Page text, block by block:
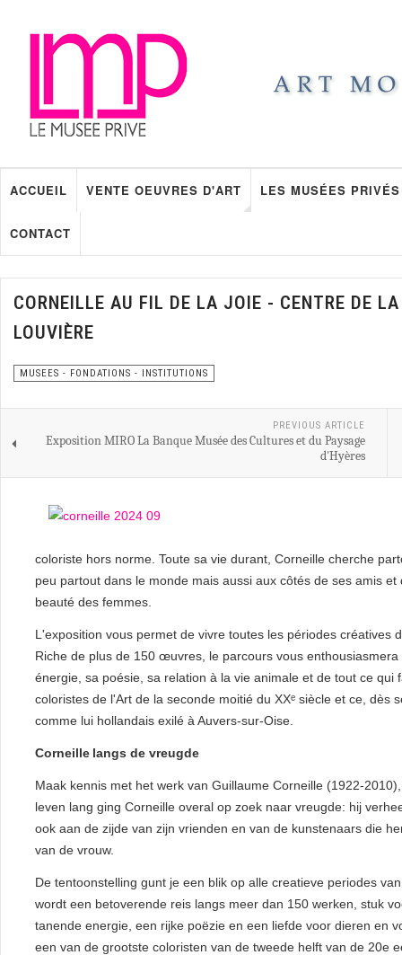
ACCUEIL VENTE OEUVRES D'ART LES MUSÉES PRIVÉS
CONTACT
CORNEILLE AU FIL DE LA JOIE - CENTRE DE
LOUVIÈRE
MUSEES - FONDATIONS - INSTITUTIONS
PREVIOUS ARTICLE
Exposition MIRO La Banque Musée des Cultures et du Paysage
d'Hyères
coloriste hors norme. Toute sa vie durant, Corneille cherche
peu partout dans le monde mais aussi aux côtés de ses amis
beauté des femmes.
L'exposition vous permet de vivre toutes les périodes
Riche de plus de 150 œuvres, le parcours vous
énergie, sa poésie, sa relation à la vie animale et de tout ce
coloristes de l'Art de la seconde moitié du XXᵉ siècle et ce, dès
comme lui hollandais exilé à Auvers‑sur‑Oise.
Corneille langs de vreugde
Maak kennis met het werk van Guillaume Corneille (1922-
leven lang ging Corneille overal op zoek naar vreugde: hij
ook aan de zijde van zijn vrienden en van de kunstenaars die
van de vrouw.
De tentoonstelling gunt je een blik op alle creatieve periodes
wordt een betoverende reis langs meer dan 150 werken, stuk
tanende energie, een rijke poëzie en een liefde voor dieren en
een van de grootste coloristen van de tweede helft van de 20e